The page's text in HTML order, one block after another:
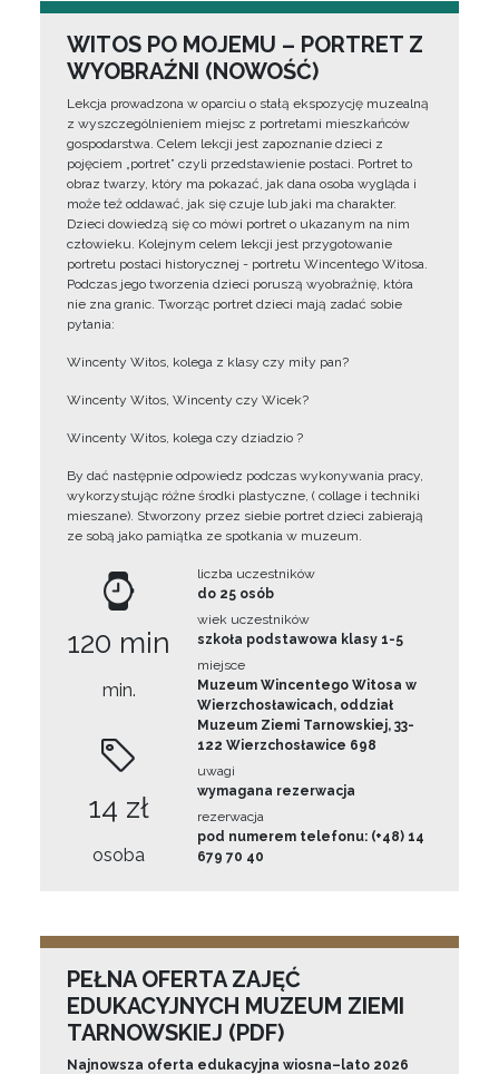
WITOS PO MOJEMU – PORTRET Z
WYOBRAŹNI (NOWOŚĆ)
Lekcja prowadzona w oparciu o stałą ekspozycję muzealną
z wyszczególnieniem miejsc z portretami mieszkańców
gospodarstwa. Celem lekcji jest zapoznanie dzieci z
pojęciem „portret” czyli przedstawienie postaci. Portret to
obraz twarzy, który ma pokazać, jak dana osoba wygląda i
może też oddawać, jak się czuje lub jaki ma charakter.
Dzieci dowiedzą się co mówi portret o ukazanym na nim
człowieku. Kolejnym celem lekcji jest przygotowanie
portretu postaci historycznej - portretu Wincentego Witosa.
Podczas jego tworzenia dzieci poruszą wyobraźnię, która
nie zna granic. Tworząc portret dzieci mają zadać sobie
pytania:
Wincenty Witos, kolega z klasy czy miły pan?
Wincenty Witos, Wincenty czy Wicek?
Wincenty Witos, kolega czy dziadzio ?
By dać następnie odpowiedz podczas wykonywania pracy,
wykorzystując różne środki plastyczne, ( collage i techniki
mieszane). Stworzony przez siebie portret dzieci zabierają
ze sobą jako pamiątka ze spotkania w muzeum.
120 min
min.
14 zł
osoba
liczba uczestników
do 25 osób
wiek uczestników
szkoła podstawowa klasy 1-5
miejsce
Muzeum Wincentego Witosa w
Wierzchosławicach, oddział
Muzeum Ziemi Tarnowskiej, 33-
122 Wierzchosławice 698
uwagi
wymagana rezerwacja
rezerwacja
pod numerem telefonu: (+48) 14
679 70 40
PEŁNA OFERTA ZAJĘĆ
EDUKACYJNYCH MUZEUM ZIEMI
TARNOWSKIEJ (PDF)
Najnowsza oferta edukacyjna wiosna–lato 2026